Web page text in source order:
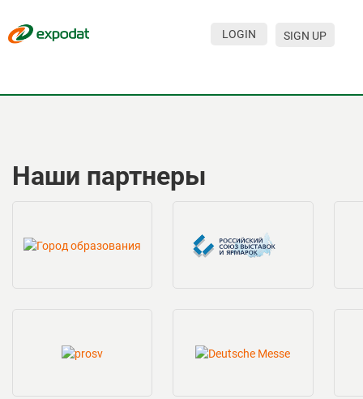
LOGIN SIGN UP
Наши партнеры